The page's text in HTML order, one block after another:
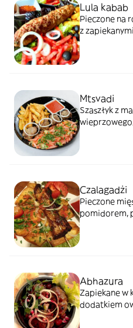
Lula kabab
Pieczone na
z
Mtsvadi
Szaszłyk z
Czalagadżi
Pieczone
pomidorem,
Abhazura
Zapiekane w
dodatkiem